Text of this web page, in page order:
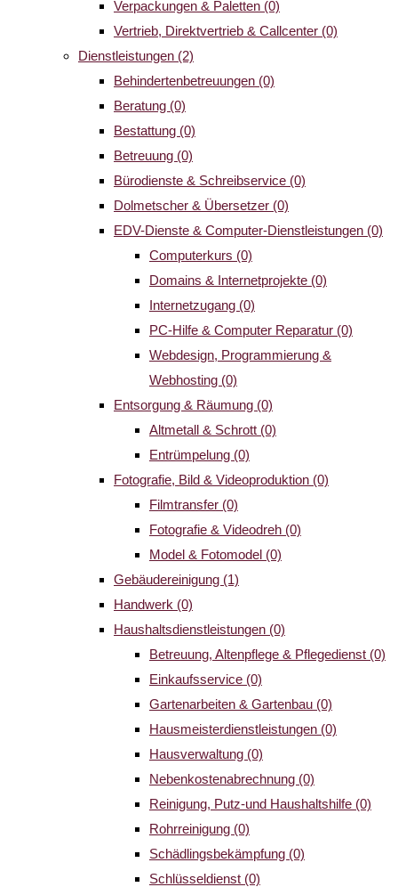
Verpackungen & Paletten (0)
Vertrieb, Direktvertrieb & Callcenter (0)
Dienstleistungen (2)
Behindertenbetreuungen (0)
Beratung (0)
Bestattung (0)
Betreuung (0)
Bürodienste & Schreibservice (0)
Dolmetscher & Übersetzer (0)
EDV-Dienste & Computer-Dienstleistungen (0)
Computerkurs (0)
Domains & Internetprojekte (0)
Internetzugang (0)
PC-Hilfe & Computer Reparatur (0)
Webdesign, Programmierung &
Webhosting (0)
Entsorgung & Räumung (0)
Altmetall & Schrott (0)
Entrümpelung (0)
Fotografie, Bild & Videoproduktion (0)
Filmtransfer (0)
Fotografie & Videodreh (0)
Model & Fotomodel (0)
Gebäudereinigung (1)
Handwerk (0)
Haushaltsdienstleistungen (0)
Betreuung, Altenpflege & Pflegedienst (0)
Einkaufsservice (0)
Gartenarbeiten & Gartenbau (0)
Hausmeisterdienstleistungen (0)
Hausverwaltung (0)
Nebenkostenabrechnung (0)
Reinigung, Putz-und Haushaltshilfe (0)
Rohrreinigung (0)
Schädlingsbekämpfung (0)
Schlüsseldienst (0)